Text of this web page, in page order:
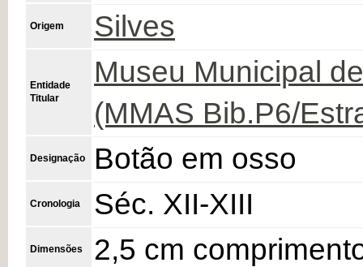
Origem Silves
Entidade
Titular
Museu Municipal
(MMAS Bib.P6/
Designação Botão em osso
Cronologia Séc. XII-XIII
Dimensões 2,5 cm